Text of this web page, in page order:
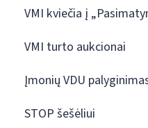
VMI kviečia į
VMI turto aukcionai
Įmonių VDU
STOP šešėliui